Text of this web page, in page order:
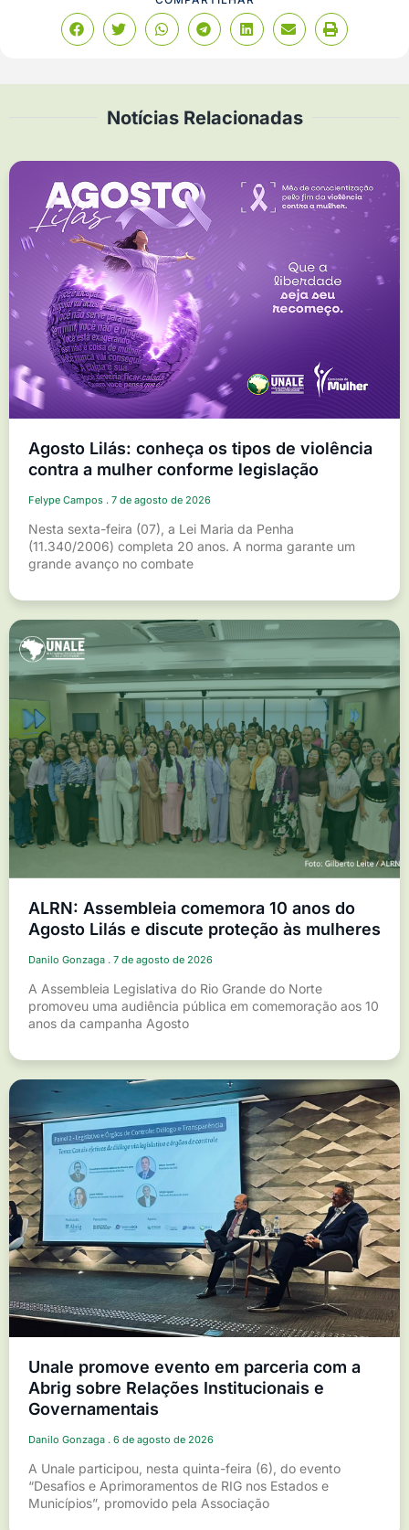
Notícias Relacionadas
Agosto Lilás: conheça os tipos de violência
contra a mulher conforme legislação
Felype Campos 7 de agosto de 2026
Nesta sexta-feira (07), a Lei Maria da Penha
(11.340/2006) completa 20 anos. A norma garante um
grande avanço no combate
ALRN: Assembleia comemora 10 anos do
Agosto Lilás e discute proteção às mulheres
Danilo Gonzaga 7 de agosto de 2026
A Assembleia Legislativa do Rio Grande do Norte
promoveu uma audiência pública em comemoração aos 10
anos da campanha Agosto
Unale promove evento em parceria com a
Abrig sobre Relações Institucionais e
Governamentais
Danilo Gonzaga 6 de agosto de 2026
A Unale participou, nesta quinta-feira (6), do evento
“Desafios e Aprimoramentos de RIG nos Estados e
Municípios”, promovido pela Associação